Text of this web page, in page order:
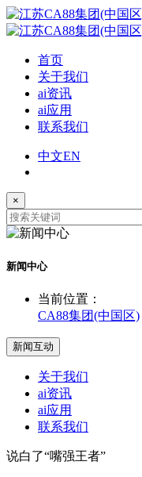
首页
关于我们
ai资讯
ai应用
联系我们
中文EN
×
新闻中心
当前位置：
CA88集团(中国区)
新闻互动
关于我们
ai资讯
ai应用
联系我们
说白了“嘴强王者”